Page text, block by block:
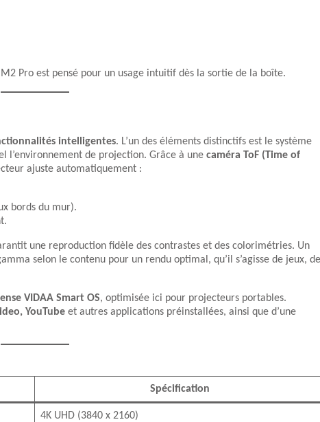
Pro est pensé pour un usage intuitif dès la sortie de la boîte.
intelligentes. L’un des éléments distinctifs est le système
l’environnement de projection. Grâce à une caméra ToF (Time of
ajuste automatiquement :
bords du mur).
une reproduction fidèle des contrastes et des colorimétries. Un
selon le contenu pour un rendu optimal, qu’il s’agisse de jeux, de
VIDAA Smart OS, optimisée ici pour projecteurs portables.
YouTube et autres applications préinstallées, ainsi que d’une
Spécification
4K UHD (3840 x 2160)